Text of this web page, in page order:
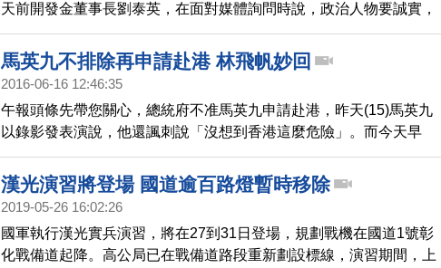
天前開發金董事長劉泰英，在面對媒體詢問時說，政治人物要誠實，
做不到，那麼就要捐出來，給國家。
馬英九不排除再申請赴港 林飛帆妙回
2016-06-16 12:46:35
午報頭條先帶您關心，總統府不准馬英九申請赴港，昨天(15)馬英九
以錄影發表演說，他還諷刺說「沒想到香港這麼危險」。而今天早
上，馬英九也召開記者會，再次表達遺憾，強調不排除再次申請前往
香港。
漢光演習將登場 國道逾百路燈暫時移除
2019-05-26 16:02:26
國軍執行漢光實兵演習，將在27到31日登場，規劃戰機在國道1號彰
化戰備道起降。高公局已在戰備道路段重新劃設標線，演習期間，上